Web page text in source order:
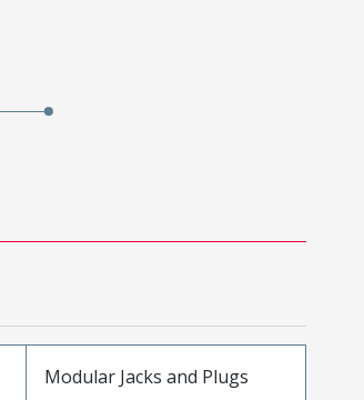
Modular Jacks and Plugs